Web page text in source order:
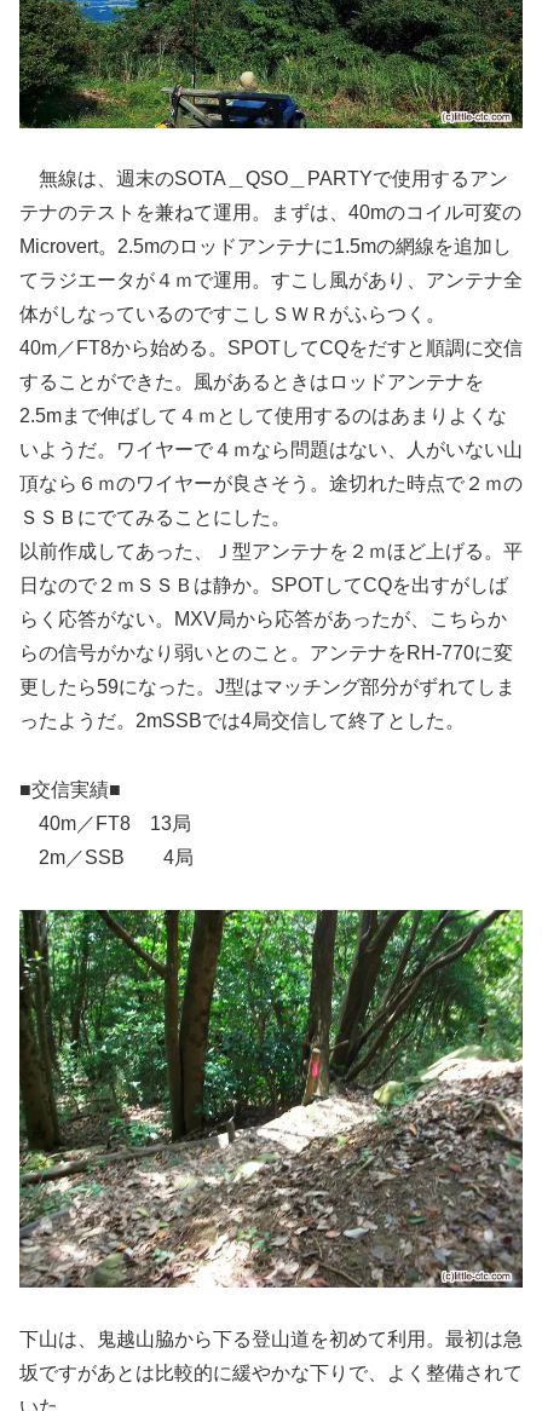
無線は、週末のSOTA＿QSO＿PARTYで使用するアン
テナのテストを兼ねて運用。まずは、40mのコイル可変の
Microvert。2.5mのロッドアンテナに1.5mの網線を追加し
てラジエータが４ｍで運用。すこし風があり、アンテナ全
体がしなっているのですこしＳＷＲがふらつく。
40m／FT8から始める。SPOTしてCQをだすと順調に交信
することができた。風があるときはロッドアンテナを
2.5mまで伸ばして４ｍとして使用するのはあまりよくな
いようだ。ワイヤーで４ｍなら問題はない、人がいない山
頂なら６ｍのワイヤーが良さそう。途切れた時点で２ｍの
ＳＳＢにでてみることにした。
以前作成してあった、Ｊ型アンテナを２ｍほど上げる。平
日なので２ｍＳＳＢは静か。SPOTしてCQを出すがしば
らく応答がない。MXV局から応答があったが、こちらか
らの信号がかなり弱いとのこと。アンテナをRH-770に変
更したら59になった。J型はマッチング部分がずれてしま
ったようだ。2mSSBでは4局交信して終了とした。
■交信実績■
40m／FT8 13局
2m／SSB 4局
下山は、鬼越山脇から下る登山道を初めて利用。最初は急
坂ですがあとは比較的に緩やかな下りで、よく整備されて
いた。